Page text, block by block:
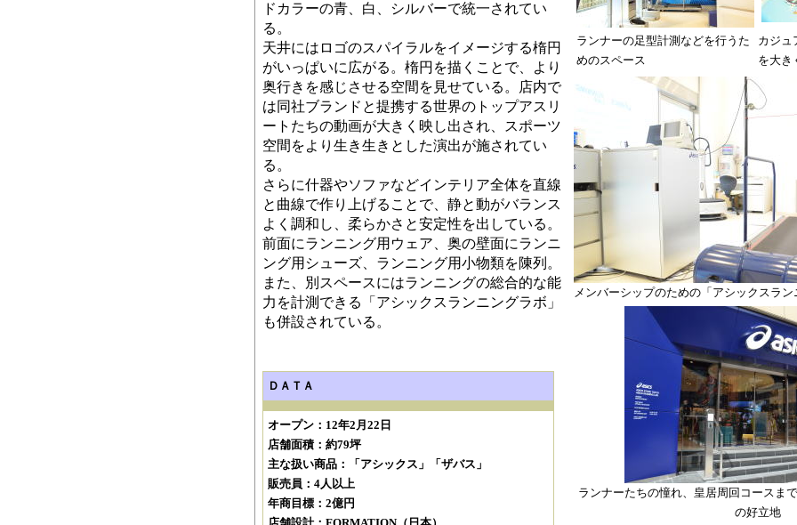
ドカラーの青、白、シルバーで統一されてい
る。
天井にはロゴのスパイラルをイメージする楕円
がいっぱいに広がる。楕円を描くことで、より
奥行きを感じさせる空間を見せている。店内で
は同社ブランドと提携する世界のトップアスリ
ートたちの動画が大きく映し出され、スポーツ
空間をより生き生きとした演出が施されてい
る。
さらに什器やソファなどインテリア全体を直線
と曲線で作り上げることで、静と動がバランス
よく調和し、柔らかさと安定性を出している。
前面にランニング用ウェア、奥の壁面にランニ
ング用シューズ、ランニング用小物類を陳列。
また、別スペースにはランニングの総合的な能
力を計測できる「アシックスランニングラボ」
も併設されている。
ＤＡＴＡ
オープン：12年2月22日
店舗面積：約79坪
主な扱い商品：「アシックス」「ザバス」
販売員：4人以上
年商目標：2億円
ランナーの足型計測などを行うた
めのスペース
カジュ
を大き
メンバーシップのための「アシックスラ
ランナーたちの憧れ、皇居周回コースま
の好立地